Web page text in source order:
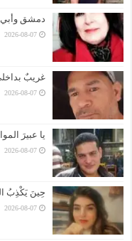
دمشق
2026-08-07
غريبٌ
2026-08-07
يا عبيرَ
2026-08-07
حِينَ يَكْذِبُ
2026-08-07